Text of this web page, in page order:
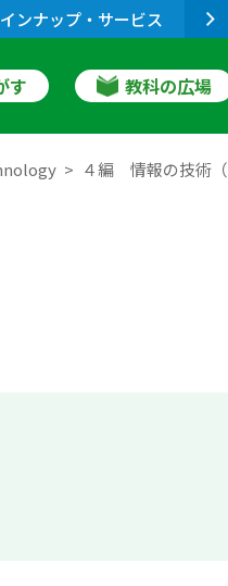
ンナップ・サービス
す 教科の広場
４編 情報の技術（